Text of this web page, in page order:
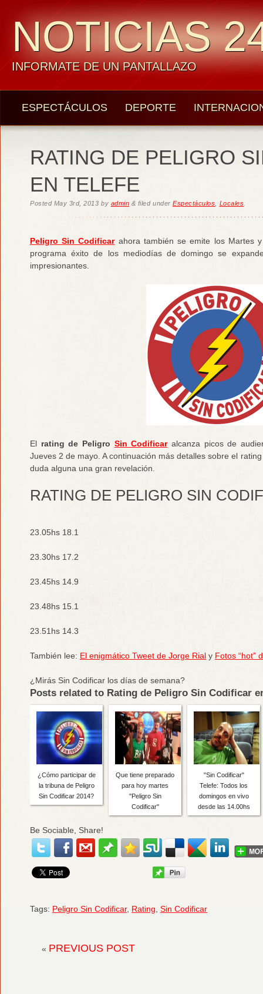
NOTICIAS
INFORMATE DE UN PANTALLAZO
ESPECTÁCULOS DEPORTE
RATING DE PELIGRO
EN TELEFE
Posted May 3rd, 2013 by admin & filed underEspectáculos Locales
Peligro Sin Codificarahora también se emite los Martes
programa éxito de los mediodías de domingo se
impresionantes.
El rating de Peligro Sin Codificaralcanza picos de
Jueves 2 de mayo. A continuación más detalles sobre el
duda alguna una gran revelación.
RATING DE PELIGRO SIN
23.05hs 18.1
23.30hs 17.2
23.45hs 14.9
23.48hs 15.1
23.51hs 14.3
También lee: El enigmático Tweet de Jorge Rial y Fotos “hot”
¿Mirás Sin Codificar los días de semana?
Posts related to Rating de Peligro Sin Codificar
¿Cómo participar de
la tribuna de Peligro
Sin Codificar 2014?
Que tiene preparado
para hoy martes
"Peligro Sin
Codificar"
"Sin Codificar"
Telefe: Todos los
domingos en vivo
desde las 14.00hs
Be Sociable, Share!
Tags: Peligro Sin Codificar, Rating Sin Codificar
« PREVIOUS POST